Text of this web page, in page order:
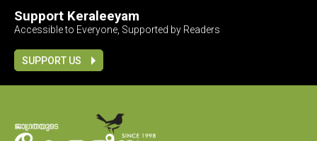
Support Keraleeyam
Accessible to Everyone, Supported by Readers
SUPPORT US